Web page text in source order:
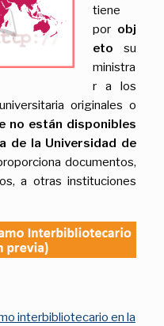
tiene
por obj
eto su
ministra
r a los
originales o
no están disponibles
de la Universidad de
documentos,
a otras instituciones
interbibliotecario en la